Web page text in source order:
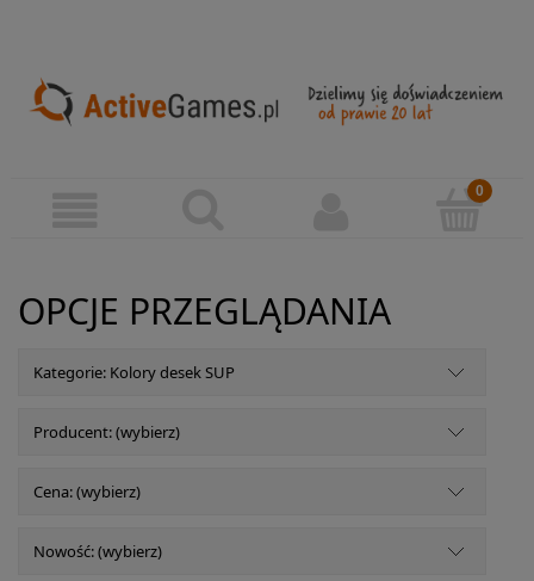
OPCJE PRZEGLĄDANIA
Kategorie: Kolory desek SUP
Producent: (wybierz)
Cena: (wybierz)
Nowość: (wybierz)